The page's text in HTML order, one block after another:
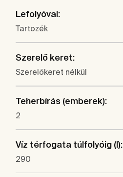
Lefolyóval:
Tartozék
Szerelő keret:
Szerelőkeret nélkül
Teherbírás (emberek):
2
Víz térfogata túlfolyóig (l):
290